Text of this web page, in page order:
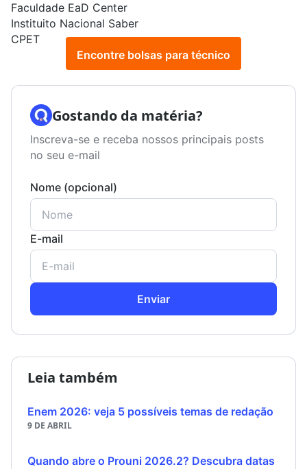
Faculdade EaD Center
Instituito Nacional Saber
CPET
Encontre bolsas para técnico
Gostando da matéria?
Inscreva-se e receba nossos principais posts
no seu e-mail
Nome (opcional)
E-mail
Enviar
Leia também
Enem 2026: veja 5 possíveis temas de redação
9 DE ABRIL
Quando abre o Prouni 2026.2? Descubra datas